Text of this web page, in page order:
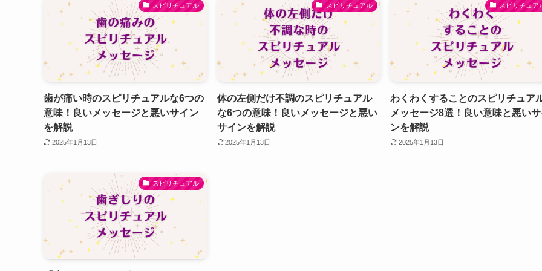
スピリチュアル
歯が痛い時のスピリチュアルな6つの
意味！良いメッセージと悪いサイン
を解説
2025年1月13日
スピリチュアル
体の左側だけ不調のスピリチュアル
な6つの意味！良いメッセージと悪い
サインを解説
2025年1月13日
スピリチュア
わくわくすることのスピリチュア
メッセージ8選！良い意味と悪いサ
ンを解説
2025年1月13日
スピリチュアル